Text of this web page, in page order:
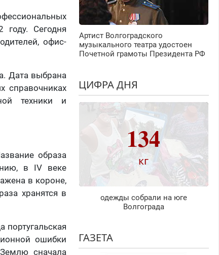
Сегодня
офис-
Дата выбрана
справочниках
техники и
образа
в IV веке
в короне,
хранятся в
португальская
ошибки
сначала
Артист Волгоградского
музыкального театра удостоен
Почетной грамоты Президента РФ
ЦИФРА ДНЯ
134
кг
одежды собрали на юге
Волгограда
ГАЗЕТА